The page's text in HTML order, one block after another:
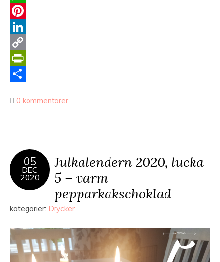
WhatsApp
Pinterest
LinkedIn
Copy
Link
PrintFriendly
0 kommentarer
05
DEC
2020
Julkalendern 2020, lucka
5 – varm
pepparkakschoklad
kategorier: Drycker